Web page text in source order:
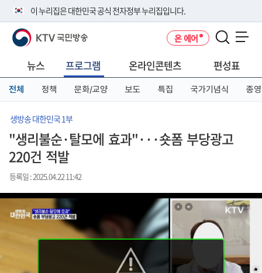
이 누리집은 대한민국 공식 전자정부 누리집입니다.
공식 누리집 주소 확인하기
니다.
이밖에 or.kr 또는 .kr등 다른 도메인 주소를 사용하고 있다면 아래 URL에
서 도메인 주소를 확인해 보세요
KTV 국민방송 온 에어
뉴스 프로그램 온라인콘텐츠 편성표
전체 정책 문화/교양 보도 특집 국가기념식 종영
생방송 대한민국 1부
"생리불순·탈모에 효과"···숏폼 부당광고
220건 적발
등록일 : 2025.04.22 11:42